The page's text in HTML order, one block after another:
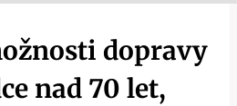
dopravy
nad 70 let,